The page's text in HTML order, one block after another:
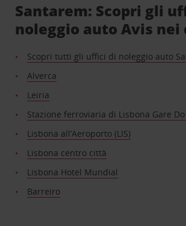
Santarem: Scopri gli
noleggio auto Avis
Scopri tutti gli uffici di noleggio auto
Alverca
Leiria
Stazione ferroviaria di Lisbona Gare
Lisbona all’Aeroporto (LIS)
Lisbona centro città
Lisbona Hotel Mundial
Barreiro